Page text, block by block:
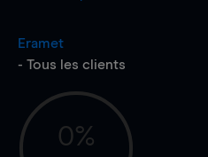
Eramet
- Tous les clients
0%